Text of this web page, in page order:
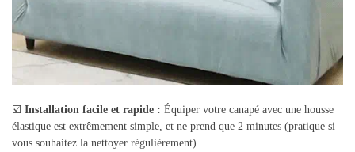
☑️ Installation facile et rapide : Équiper votre canapé avec une housse
élastique est extrêmement simple, et ne prend que 2 minutes (pratique si
vous souhaitez la nettoyer régulièrement).